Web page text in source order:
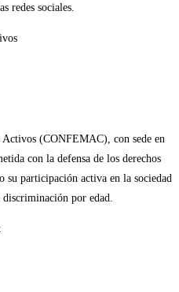
redes sociales.
(CONFEMAC), con sede en
con la defensa de los derechos
su participación activa en la sociedad
por edad.